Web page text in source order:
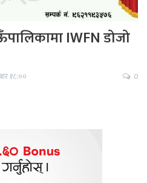
IWFN डोजो
१८:०० 0